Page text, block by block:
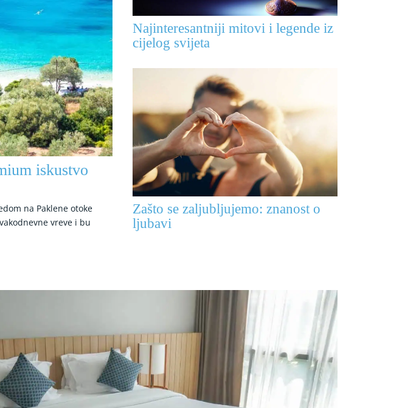
iskustvo
na Paklene otoke
vreve i bu
Najinteresantniji mitovi i legende iz
cijelog svijeta
Zašto se zaljubljujemo: znanost o
ljubavi